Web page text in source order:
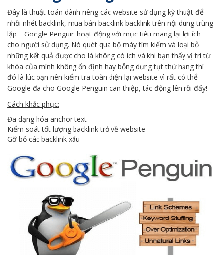
Đây là thuật toán dành riêng các website sử dụng kỹ thuật để
nhồi nhét backlink, mua bán backlink backlink trên nội dung trùng
lặp… Google Penguin hoạt động với mục tiêu mang lại lợi ích
cho người sử dụng. Nó quét qua bộ máy tìm kiếm và loại bỏ
những kết quả được cho là không có ích và khi bạn thấy vị trí từ
khóa của mình không ổn định hay bỗng dưng tụt thứ hạng thì
đó là lúc bạn nên kiểm tra toàn diện lại website vì rất có thể
Google đã cho Google Penguin can thiệp, tác động lên rồi đấy!
Cách khắc phục:
Đa dạng hóa anchor text
Kiểm soát tốt lượng backlink trỏ về website
Gỡ bỏ các backlink xấu